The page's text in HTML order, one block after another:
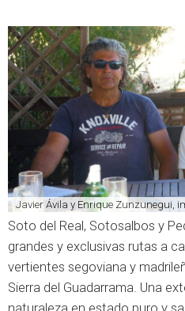
Javier Ávila y Enrique Zunzunegui,
Soto del Real, Sotosalbos y
grandes y exclusivas rutas a
vertientes segoviana y
Sierra del Guadarrama. Una